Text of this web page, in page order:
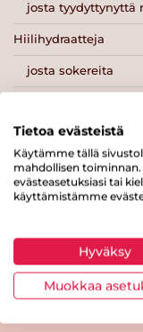
josta tyydyttynyttä
Hiilihydraatteja
josta sokereita
Proteiinia
Suolaa
Tulosta sivu
Tietoa evästeistä
Käytämme tällä
mahdollisen
evästeasetuksiasi tai
käyttämistämme
Hyväksy
Muokkaa